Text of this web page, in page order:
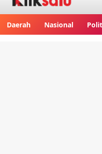
Daerah Nasional